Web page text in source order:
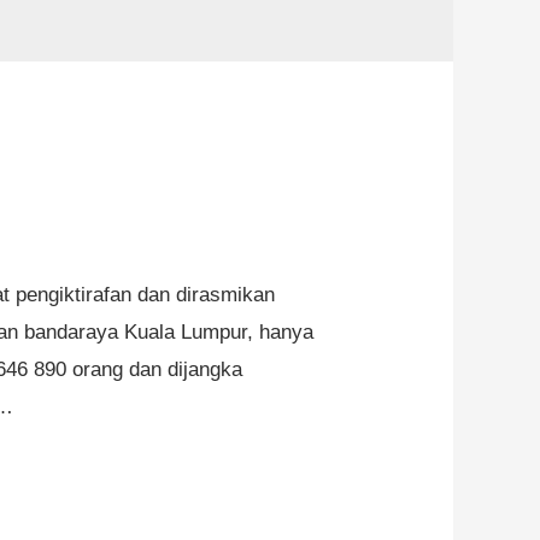
pengiktirafan dan dirasmikan
bandaraya Kuala Lumpur, hanya
890 orang dan dijangka